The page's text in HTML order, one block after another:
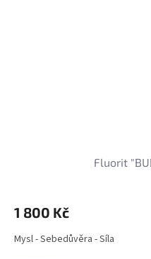
Fluorit
1 800 Kč
Mysl - Sebedůvěra - Síla